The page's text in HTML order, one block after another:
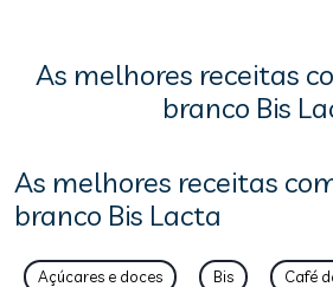
As melhores receitas
branco Bis
As melhores receitas
branco Bis Lacta
Açúcares e doces Bis Café